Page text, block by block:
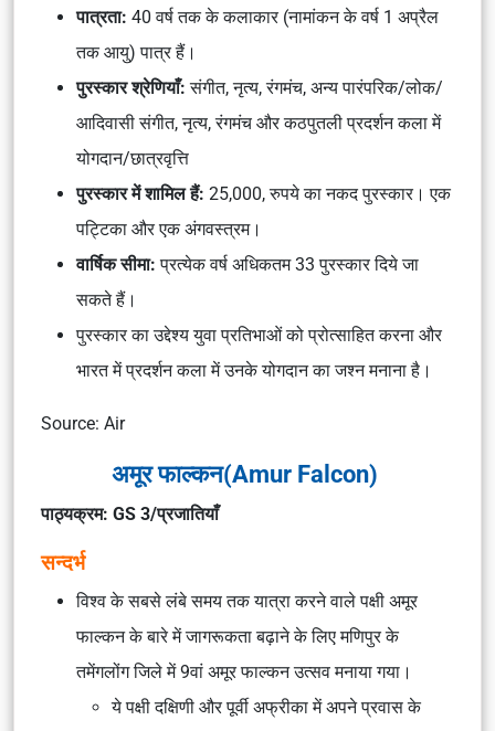
पात्रता: 40 वर्ष तक के कलाकार (नामांकन के वर्ष 1 अप्रैल
तक आयु) पात्र हैं।
पुरस्कार श्रेणियाँ: संगीत, नृत्य, रंगमंच, अन्य पारंपरिक/लोक/
आदिवासी संगीत, नृत्य, रंगमंच और कठपुतली प्रदर्शन कला में
योगदान/छात्रवृत्ति
पुरस्कार में शामिल हैं: 25,000, रुपये का नकद पुरस्कार। एक
पट्टिका और एक अंगवस्त्रम।
वार्षिक सीमा: प्रत्येक वर्ष अधिकतम 33 पुरस्कार दिये जा
सकते हैं।
पुरस्कार का उद्देश्य युवा प्रतिभाओं को प्रोत्साहित करना और
भारत में प्रदर्शन कला में उनके योगदान का जश्न मनाना है।
Source: Air
अमूर फाल्कन(Amur Falcon)
पाठ्यक्रम: GS 3/प्रजातियाँ
सन्दर्भ
विश्व के सबसे लंबे समय तक यात्रा करने वाले पक्षी अमूर
फाल्कन के बारे में जागरूकता बढ़ाने के लिए मणिपुर के
तमेंगलोंग जिले में 9वां अमूर फाल्कन उत्सव मनाया गया।
ये पक्षी दक्षिणी और पूर्वी अफ्रीका में अपने प्रवास के